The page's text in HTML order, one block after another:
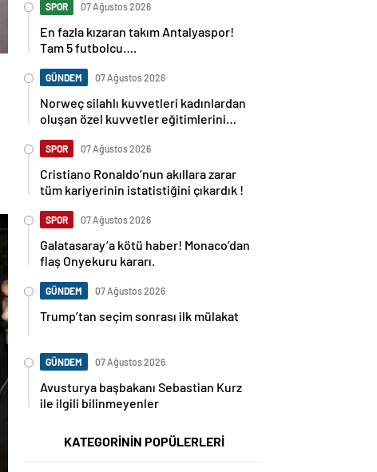
SPOR 07 Ağustos 2026
En fazla kızaran takım Antalyaspor!
Tam 5 futbolcu….
GÜNDEM 07 Ağustos 2026
Norweç silahlı kuvvetleri kadınlardan
oluşan özel kuvvetler eğitimlerini
SPOR 07 Ağustos 2026
Cristiano Ronaldo’nun akıllara zarar
tüm kariyerinin istatistiğini çıkardık !
SPOR 07 Ağustos 2026
Galatasaray’a kötü haber! Monaco’dan
flaş Onyekuru kararı.
GÜNDEM 07 Ağustos 2026
Trump’tan seçim sonrası ilk mülakat
GÜNDEM 07 Ağustos 2026
Avusturya başbakanı Sebastian Kurz
ile ilgili bilinmeyenler
KATEGORİNİN POPÜLERLERİ